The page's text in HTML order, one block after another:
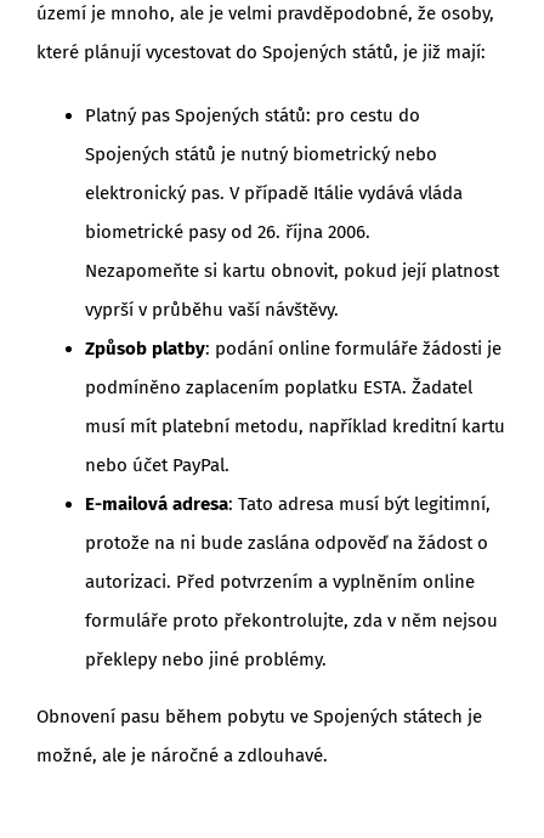
území je mnoho, ale je velmi pravděpodobné, že osoby,
které plánují vycestovat do Spojených států, je již mají:
Platný pas Spojených států: pro cestu do
Spojených států je nutný biometrický nebo
elektronický pas. V případě Itálie vydává vláda
biometrické pasy od 26. října 2006.
Nezapomeňte si kartu obnovit, pokud její platnost
vyprší v průběhu vaší návštěvy.
Způsob platby: podání online formuláře žádosti je
podmíněno zaplacením poplatku ESTA. Žadatel
musí mít platební metodu, například kreditní kartu
nebo účet PayPal.
E-mailová adresa: Tato adresa musí být legitimní,
protože na ni bude zaslána odpověď na žádost o
autorizaci. Před potvrzením a vyplněním online
formuláře proto překontrolujte, zda v něm nejsou
překlepy nebo jiné problémy.
Obnovení pasu během pobytu ve Spojených státech je
možné, ale je náročné a zdlouhavé.